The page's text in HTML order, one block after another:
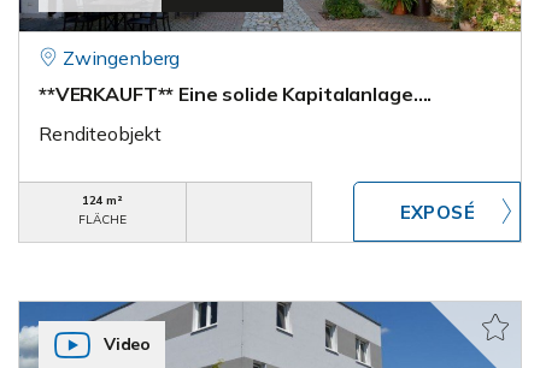
Zwingenberg
**VERKAUFT** Eine solide Kapitalanlage….
Renditeobjekt
124 m²
FLÄCHE
Video